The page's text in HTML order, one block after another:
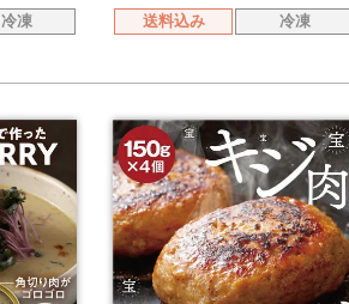
冷凍 送料込み 冷凍